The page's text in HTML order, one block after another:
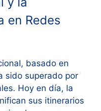
en Redes
basado en
sido superado por
Hoy en día, la
sus itinerarios